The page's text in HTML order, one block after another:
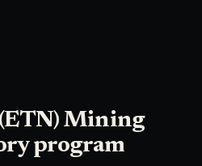
Mining
program